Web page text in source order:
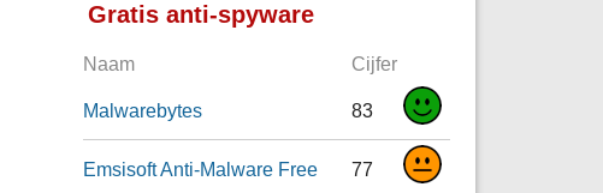
Gratis anti-spyware
Naam Cijfer
Malwarebytes 83
Emsisoft Anti-Malware Free 77